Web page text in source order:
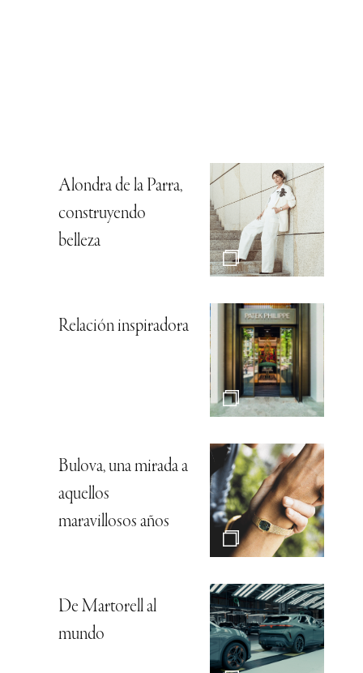
Alondra de la Parra,
construyendo
belleza
Relación inspiradora
Bulova, una mirada a
aquellos
maravillosos años
De Martorell al
mundo